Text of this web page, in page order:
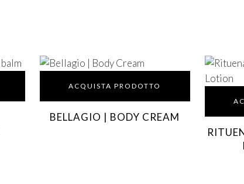
ACQUISTA PRODOTTO
BELLAGIO | BODY CREAM